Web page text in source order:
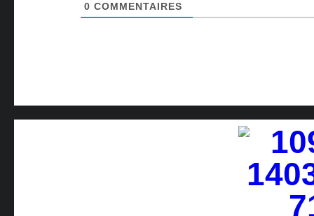
0 COMMENTAIRES